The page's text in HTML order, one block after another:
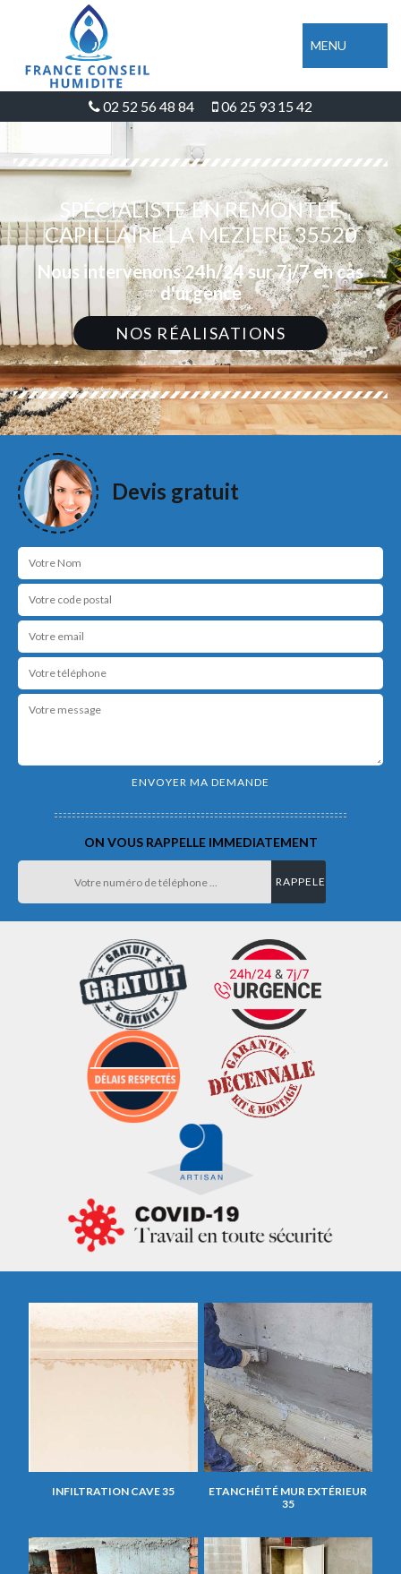
MENU
02 52 56 48 84 06 25 93 15 42
SPÉCIALISTE EN REMONTÉE
CAPILLAIRE LA MEZIERE 35520
Nous intervenons 24h/24 sur 7j/7 en cas
d'urgence
NOS RÉALISATIONS
Devis gratuit
ON VOUS RAPPELLE IMMEDIATEMENT
INFILTRATION CAVE 35
ETANCHÉITÉ MUR EXTÉRIEUR
35